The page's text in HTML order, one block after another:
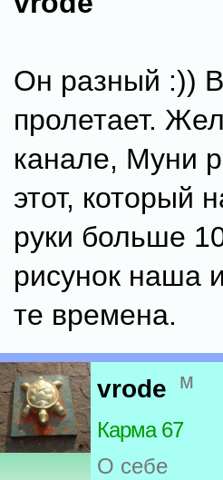
Он разный :))
пролетает.
канале, Муни
этот, который
руки больше
рисунок наша
те времена.
vrode м
Карма 67
О себе